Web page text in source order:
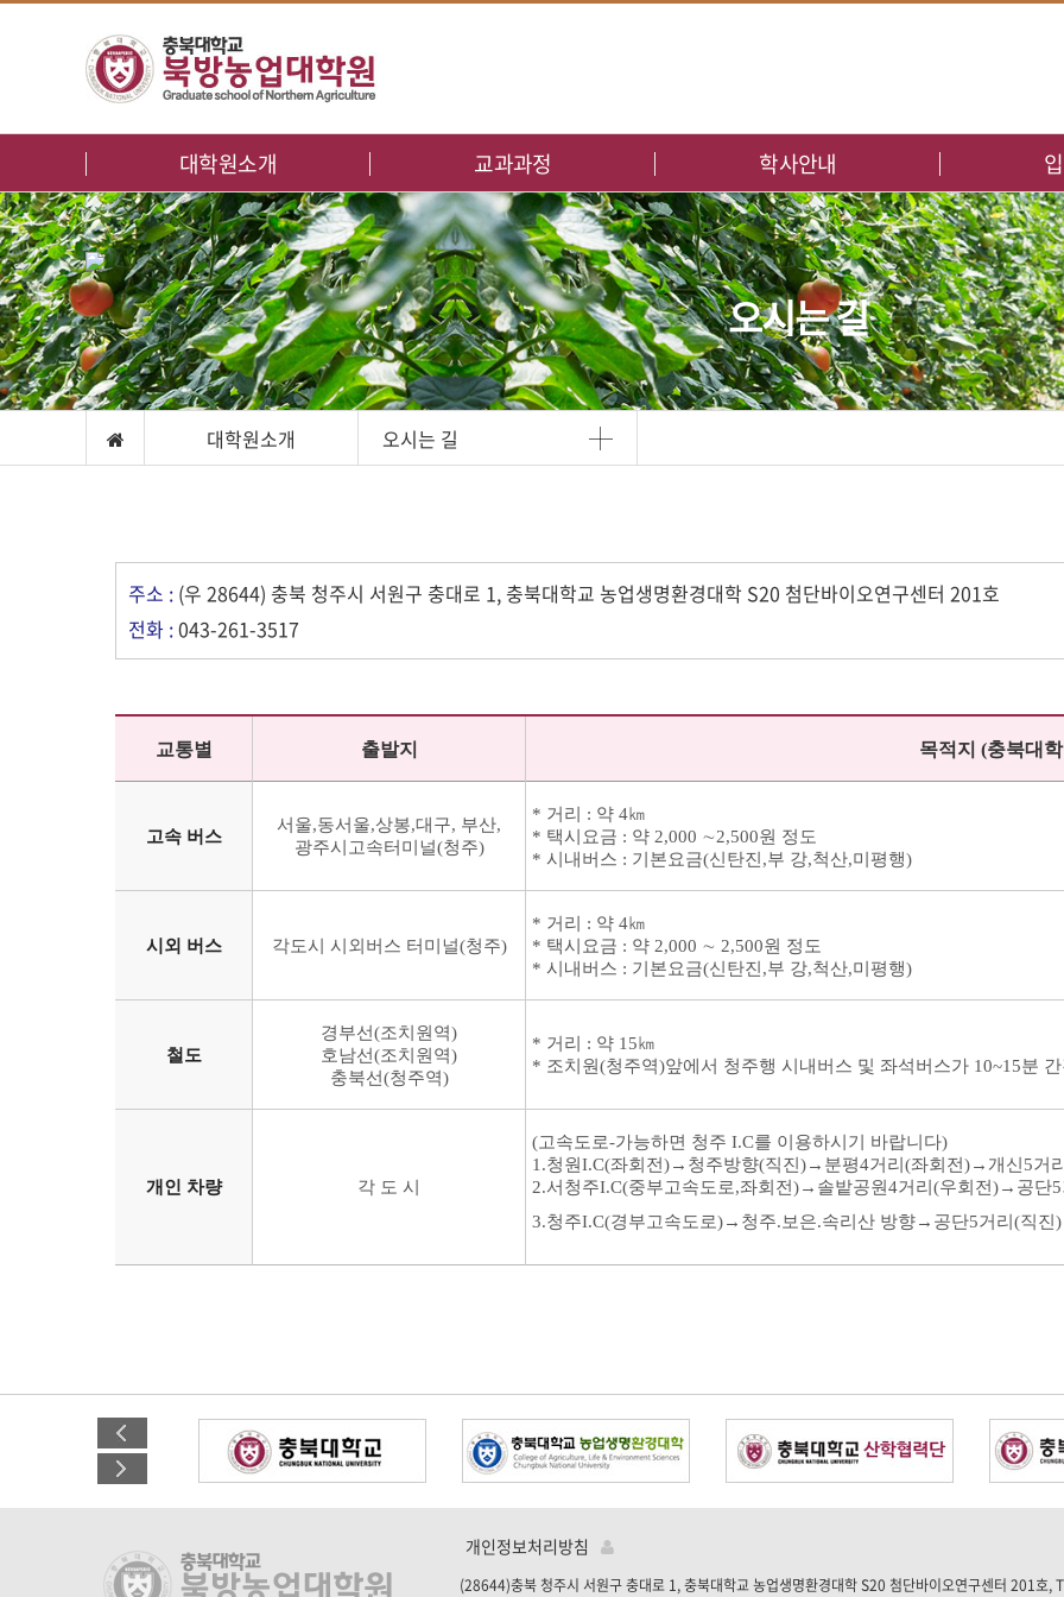
대학원소개
인사말
교육목표
연혁 및 조직
오시는 길
교과과정
교수소개
교육과정
학사안내
학사일정
시행세칙
강의시간표
모집정보
합격자 발
오시는 길
대학원소개 오시는 길
주소 : (우 28644) 충북 청주시 서원구 충대로 1, 충북대학교 농업생명환경대학 S20 첨단바이오연구센터 201호
전화 :043-261-3517
교통별 출발지 목적지 (충북대
고속 버스
서울,동서울,상봉,대구, 부산,
광주시고속터미널(청주)
* 거리 : 약 4㎞
* 택시요금 : 약 2,000 ∼2,500원 정도
* 시내버스 : 기본요금(신탄진,부 강,척산,미평행)
시외 버스 각도시 시외버스 터미널(청주)
* 거리 : 약 4㎞
* 택시요금 : 약 2,000 ∼ 2,500원 정도
* 시내버스 : 기본요금(신탄진,부 강,척산,미평행)
철도
경부선(조치원역)
호남선(조치원역)
충북선(청주역)
* 거리 : 약 15㎞
* 조치원(청주역)앞에서 청주행 시내버스 및 좌석버스가 10~15분
개인 차량 각 도 시
(고속도로-가능하면 청주 I.C를 이용하시기 바랍니다)
1.청원I.C(좌회전)→청주방향(직진)→분평4거리(좌회전)→개신5거
2.서청주I.C(중부고속도로,좌회전)→솔밭공원4거리(우회전)→공
3.청주I.C(경부고속도로)→청주.보은.속리산 방향→공단5거리(직
개인정보처리방침
(28644)충북 청주시 서원구 충대로 1, 충북대학교 농업생명환경대학 S20 첨단바이오연구센터 201호